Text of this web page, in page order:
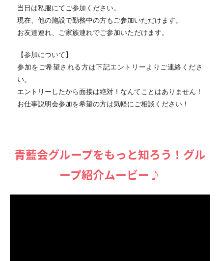
当日は私服にてご参加ください。
現在、他の施設で勤務中の方もご参加いただけます。
お友達連れ、ご家族連れでご参加いただけます。
【参加について】
参加をご希望される方は下記エントリーよりご連絡くださ
い。
エントリーしたから面接は絶対！なんてことはありません！
お仕事説明会参加を希望の方は気軽にご相談ください！
⻘藍会グループをもっと知ろう！グル
ープ紹介ムービー♪